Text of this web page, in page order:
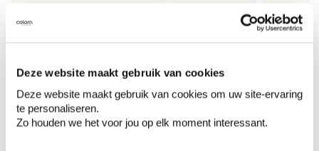
Deze website maakt gebruik van cookies
Deze website maakt gebruik van cookies om uw site-ervaring
te personaliseren.
Zo houden we het voor jou op elk moment interessant.
Modern Off black Geel
Groen Blauw